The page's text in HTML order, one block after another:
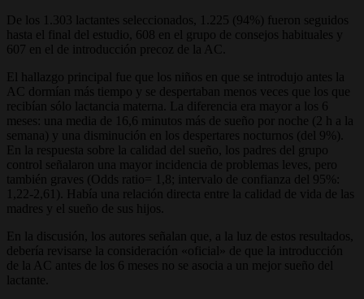
De los 1.303 lactantes seleccionados, 1.225 (94%) fueron seguidos
hasta el final del estudio, 608 en el grupo de consejos habituales y
607 en el de introducción precoz de la AC.
El hallazgo principal fue que los niños en que se introdujo antes la
AC dormían más tiempo y se despertaban menos veces que los que
recibían sólo lactancia materna. La diferencia era mayor a los 6
meses: una media de 16,6 minutos más de sueño por noche (2 h a la
semana) y una disminución en los despertares nocturnos (del 9%).
En la respuesta sobre la calidad del sueño, los padres del grupo
control señalaron una mayor incidencia de problemas leves, pero
también graves (Odds ratio= 1,8; intervalo de confianza del 95%:
1,22-2,61). Había una relación directa entre la calidad de vida de las
madres y el sueño de sus hijos.
En la discusión, los autores señalan que, a la luz de estos resultados,
debería revisarse la consideración «oficial» de que la introducción
de la AC antes de los 6 meses no se asocia a un mejor sueño del
lactante.